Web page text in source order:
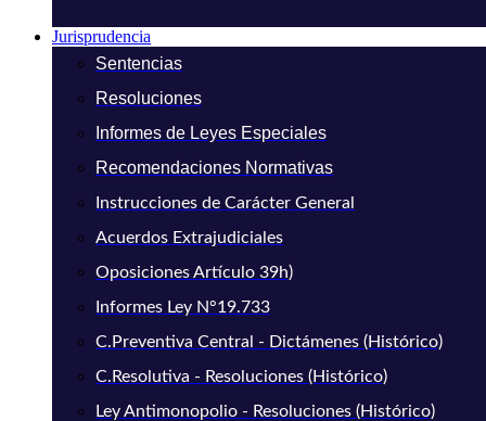
Jurisprudencia
Sentencias
Resoluciones
Informes de Leyes Especiales
Recomendaciones Normativas
Instrucciones de Carácter General
Acuerdos Extrajudiciales
Oposiciones Artículo 39h)
Informes Ley N°19.733
C.Preventiva Central - Dictámenes (Histórico)
C.Resolutiva - Resoluciones (Histórico)
Ley Antimonopolio - Resoluciones (Histórico)